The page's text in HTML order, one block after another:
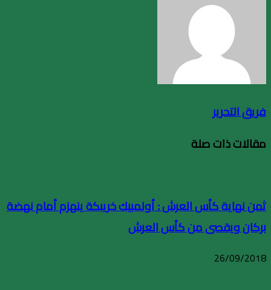
فريق التحرير
مقالات ذات صلة
ثمن نهاية كأس العرش : أولمبيك خريبكة ينهزم أمام نهضة
بركان ويقصى من كأس العرش
26/09/2018